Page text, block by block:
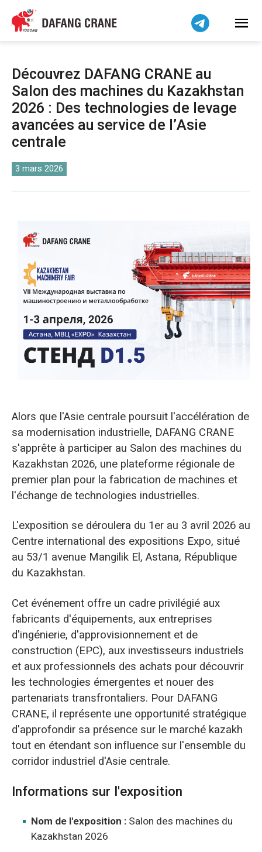
Découvrez DAFANG CRANE au
Salon des machines du Kazakhstan
2026 : Des technologies de levage
avancées au service de l’Asie
centrale
3 mars 2026
Alors que l'Asie centrale poursuit l'accélération de
sa modernisation industrielle, DAFANG CRANE
s'apprête à participer au Salon des machines du
Kazakhstan 2026, une plateforme régionale de
premier plan pour la fabrication de machines et
l'échange de technologies industrielles.
L'exposition se déroulera du 1er au 3 avril 2026 au
Centre international des expositions Expo, situé
au 53/1 avenue Mangilik El, Astana, République
du Kazakhstan.
Cet événement offre un cadre privilégié aux
fabricants d'équipements, aux entreprises
d'ingénierie, d'approvisionnement et de
construction (EPC), aux investisseurs industriels
et aux professionnels des achats pour découvrir
les technologies émergentes et nouer des
partenariats transfrontaliers. Pour DAFANG
CRANE, il représente une opportunité stratégique
d'approfondir sa présence sur le marché kazakh
tout en étendant son influence sur l'ensemble du
corridor industriel d'Asie centrale.
Informations sur l'exposition
Nom de l'exposition : Salon des machines du
Kazakhstan 2026
Bahasa Indonesia
Bahasa Melayu
বাংলা
فارسی
Pilipino
اردو
Čeština
Беларуская мова
Dansk
Norsk
O‘zbekcha